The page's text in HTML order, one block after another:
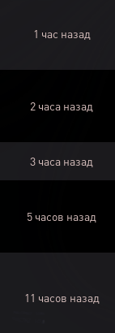
1 час назад
2 часа назад
3 часа назад
5 часов назад
11 часов назад